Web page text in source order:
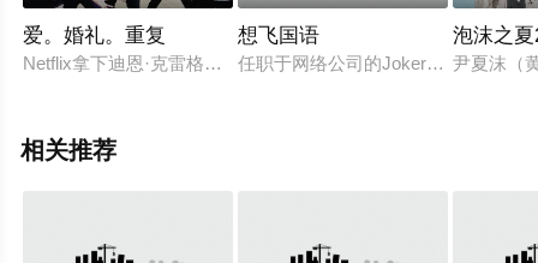
爱。婚礼。重复
Netflix拿下迪恩·克雷格执导，山姆·克拉弗林、奥立薇娅·玛恩
想飞国语
任职于网络公司的Joker（吴彦祖 饰
泡沫之夏
尹夏沫（
相关推荐